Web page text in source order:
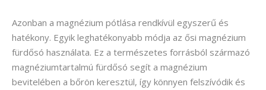
Azonban a magnézium pótlása rendkívül egyszerű és
hatékony. Egyik leghatékonyabb módja az ősi magnézium
fürdősó használata. Ez a természetes forrásból származó
magnéziumtartalmú fürdősó segít a magnézium
bevitelében a bőrön keresztül, így könnyen felszívódik és